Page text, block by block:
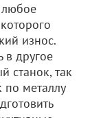
любое
износ.
в другое
станок, так
металлу